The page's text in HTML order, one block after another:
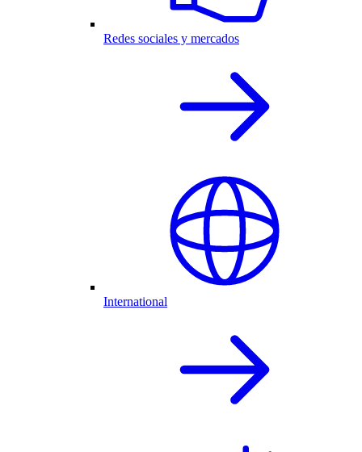
Redes sociales y mercados
International